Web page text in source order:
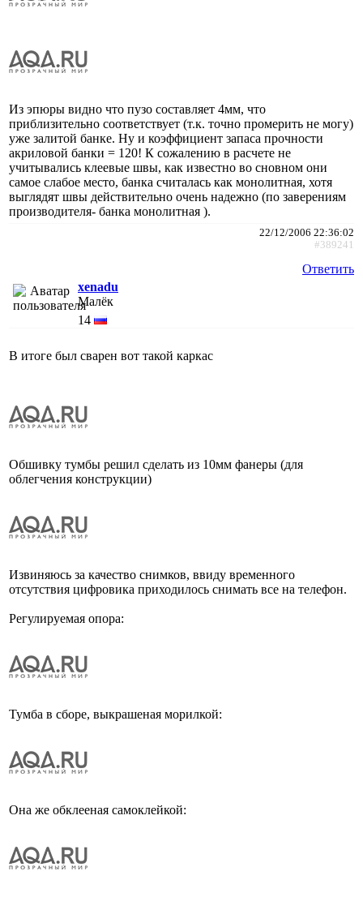
Из эпюры видно что пузо составляет 4мм, что
приблизительно соответствует (т.к. точно промерить не могу)
уже залитой банке. Ну и коэффициент запаса прочности
акриловой банки = 120! К сожалению в расчете не
учитывались клеевые швы, как известно во сновном они
самое слабое место, банка считалась как монолитная, хотя
выглядят швы действительно очень надежно (по заверениям
производителя- банка монолитная ).
22/12/2006 22:36:02
#389241
Ответить
xenadu
Малёк
14
В итоге был сварен вот такой каркас
Обшивку тумбы решил сделать из 10мм фанеры (для
облегчения конструкции)
Извиняюсь за качество снимков, ввиду временного
отсутствия цифровика приходилось снимать все на телефон.
Регулируемая опора:
Тумба в сборе, выкрашеная морилкой:
Она же обклееная самоклейкой: